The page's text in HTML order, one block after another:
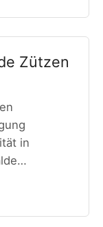
Zützen
in